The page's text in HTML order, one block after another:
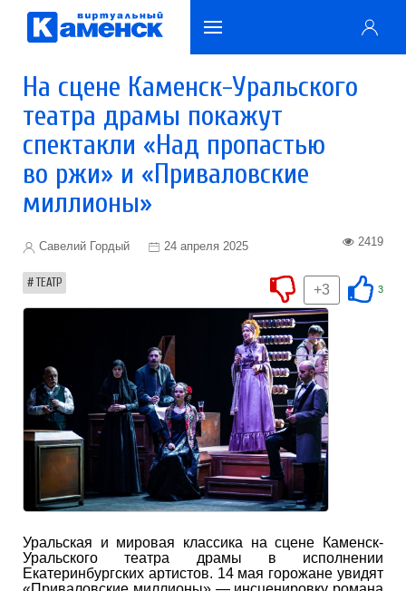
На сцене Каменск-Уральского
театра драмы покажут
спектакли «Над пропастью
во ржи» и «Приваловские
миллионы»
Савелий Гордый 24 апреля 2025 2419
ТЕАТР 3
+3
Уральская и мировая классика на сцене Каменск-
Уральского театра драмы в исполнении
Екатеринбургских артистов. 14 мая горожане увидят